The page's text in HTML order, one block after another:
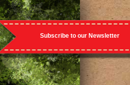
Subscribe to our Newsletter